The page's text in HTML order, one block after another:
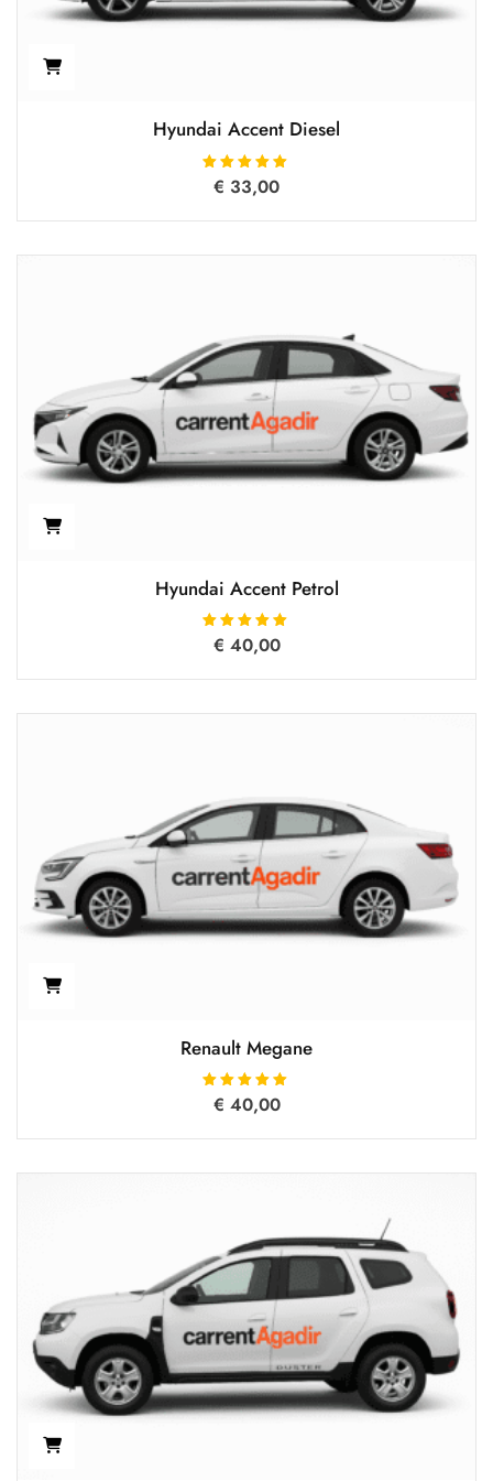
Hyundai Accent Diesel
Oceniono
5.00
€ 33,00
Hyundai Accent Petrol
Oceniono
5.00
€ 40,00
Renault Megane
Oceniono
5.00
€ 40,00